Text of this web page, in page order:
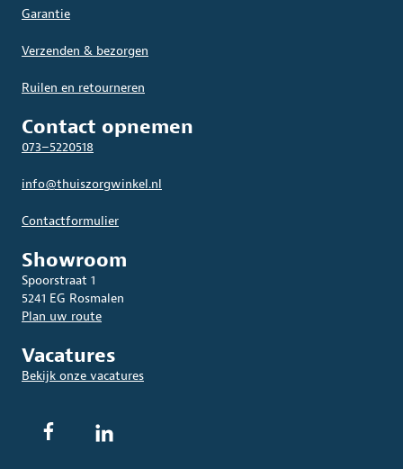
Garantie
Verzenden & bezorgen
Ruilen en retourneren
Contact opnemen
073–5220518
info@thuiszorgwinkel.nl
Contactformulier
Showroom
Spoorstraat 1
5241 EG Rosmalen
Plan uw route
Vacatures
Bekijk onze vacatures